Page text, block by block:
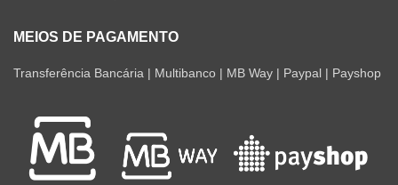
MEIOS DE PAGAMENTO
Transferência Bancária | Multibanco | MB Way | Paypal | Payshop